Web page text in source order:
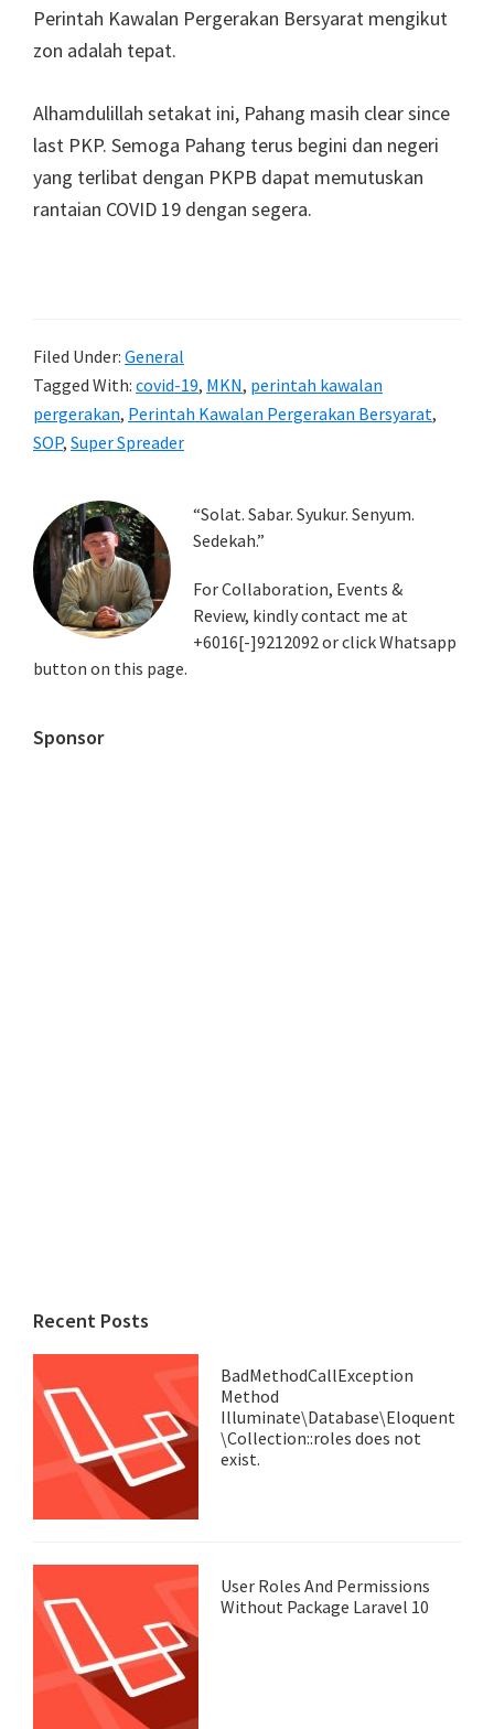
Perintah Kawalan Pergerakan Bersyarat mengikut
zon adalah tepat.
Alhamdulillah setakat ini, Pahang masih clear since
last PKP. Semoga Pahang terus begini dan negeri
yang terlibat dengan PKPB dapat memutuskan
rantaian COVID 19 dengan segera.
Filed Under: General
Tagged With: covid-19, MKN, perintah kawalan
pergerakan, Perintah Kawalan Pergerakan Bersyarat,
SOP, Super Spreader
Primary
Sidebar
“Solat. Sabar. Syukur. Senyum.
Sedekah.”
For Collaboration, Events &
Review, kindly contact me at
+6016[-]9212092 or click Whatsapp
button on this page.
Sponsor
Recent Posts
BadMethodCallException
Method
Illuminate\Database\Eloquent
\Collection::roles does not
exist.
User Roles And Permissions
Without Package Laravel 10